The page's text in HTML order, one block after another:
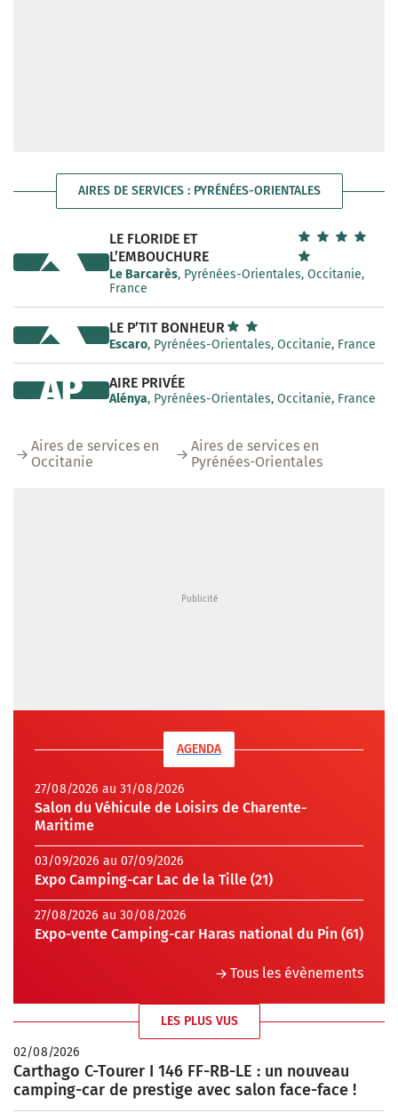
AIRES DE SERVICES : PYRÉNÉES-ORIENTALES
LE FLORIDE ET
L’EMBOUCHURE
Le Barcarès, Pyrénées-Orientales, Occitanie,
France
LE P’TIT BONHEUR
Escaro, Pyrénées-Orientales, Occitanie, France
AIRE PRIVÉE
Alénya, Pyrénées-Orientales, Occitanie, France
AP
Aires de services en
Occitanie
Aires de services en
Pyrénées-Orientales
AGENDA
27/08/2026 au 31/08/2026
Salon du Véhicule de Loisirs de Charente-
Maritime
03/09/2026 au 07/09/2026
Expo Camping-car Lac de la Tille (21)
27/08/2026 au 30/08/2026
Expo-vente Camping-car Haras national du Pin (61)
Tous les évènements
LES PLUS VUS
02/08/2026
Carthago C-Tourer I 146 FF-RB-LE : un nouveau
camping-car de prestige avec salon face-face !